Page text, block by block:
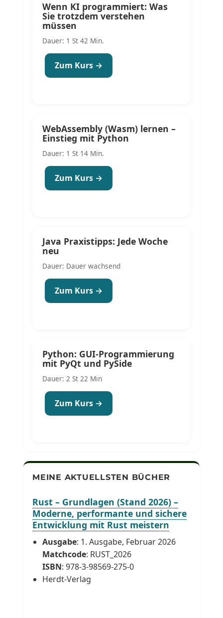
Wenn KI programmiert: Was
Sie trotzdem verstehen
müssen
Dauer: 1 St 42 Min.
Zum Kurs →
WebAssembly (Wasm) lernen –
Einstieg mit Python
Dauer: 1 St 14 Min.
Zum Kurs →
Java Praxistipps: Jede Woche
neu
Dauer: Dauer wachsend
Zum Kurs →
Python: GUI-Programmierung
mit PyQt und PySide
Dauer: 2 St 22 Min
Zum Kurs →
MEINE AKTUELLSTEN BÜCHER
Rust – Grundlagen (Stand 2026) –
Moderne, performante und sichere
Entwicklung mit Rust meistern
Ausgabe: 1. Ausgabe, Februar 2026
Matchcode: RUST_2026
ISBN: 978-3-98569-275-0
Herdt-Verlag